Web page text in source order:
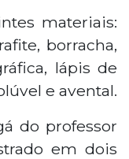
materiais:
borracha,
lápis de
e avental.
do professor
em dois